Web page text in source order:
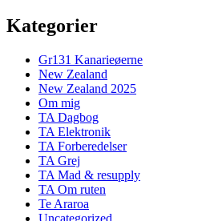
Kategorier
Gr131 Kanarieøerne
New Zealand
New Zealand 2025
Om mig
TA Dagbog
TA Elektronik
TA Forberedelser
TA Grej
TA Mad & resupply
TA Om ruten
Te Araroa